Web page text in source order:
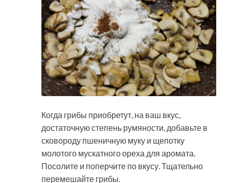
Когда грибы приобретут, на ваш вкус,
достаточную степень румяности, добавьте в
сковороду пшеничную муку и щепотку
молотого мускатного ореха для аромата.
Посолите и поперчите по вкусу. Тщательно
перемешайте грибы.